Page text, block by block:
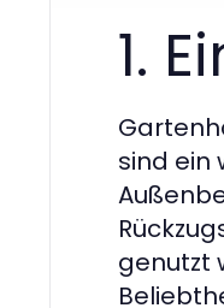
1.
sind ein
genutzt